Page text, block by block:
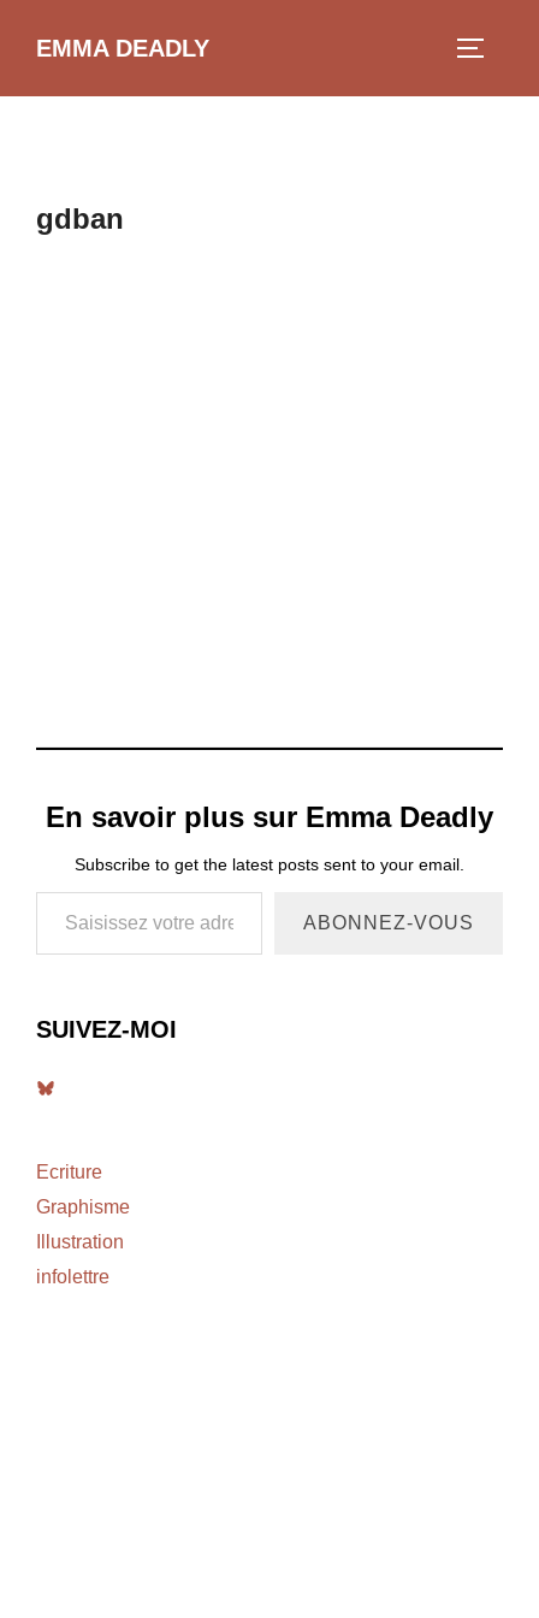
EMMA DEADLY
gdban
En savoir plus sur Emma Deadly
Subscribe to get the latest posts sent to your email.
Saisissez votre adresse e-mail…
ABONNEZ-VOUS
SUIVEZ-MOI
Bluesky
Ecriture
Graphisme
Illustration
infolettre